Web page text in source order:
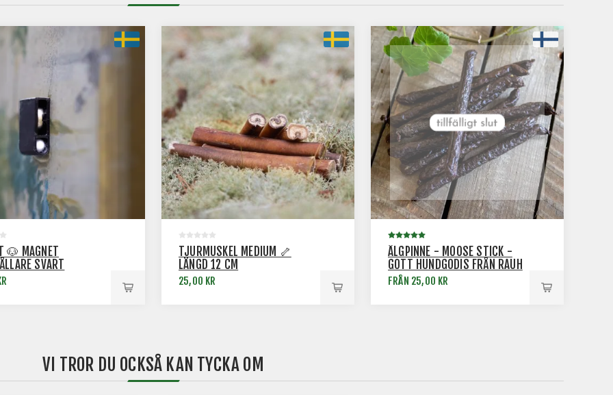
🐶 MAGNET
SVART
TJURMUSKEL MEDIUM 🦴
LÄNGD 12 CM
25,00 KR
ÄLGPINNE - MOOSE STICK -
GOTT HUNDGODIS FRÅN RAUH
FRÅN 25,00 KR
VI TROR DU OCKSÅ KAN TYCKA OM